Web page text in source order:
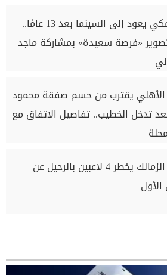
أحمد مكي يعود إلى السينما بعد 13 عامًا..
«فرصة سعيدة» بمشاركة ماجد
يقترب من حسم صفقة محمود
تدخل الخطيب.. تفاصيل الاتفاق مع
خاص | الزمالك يخطر 4 لاعبين بالرحيل عن
الأول